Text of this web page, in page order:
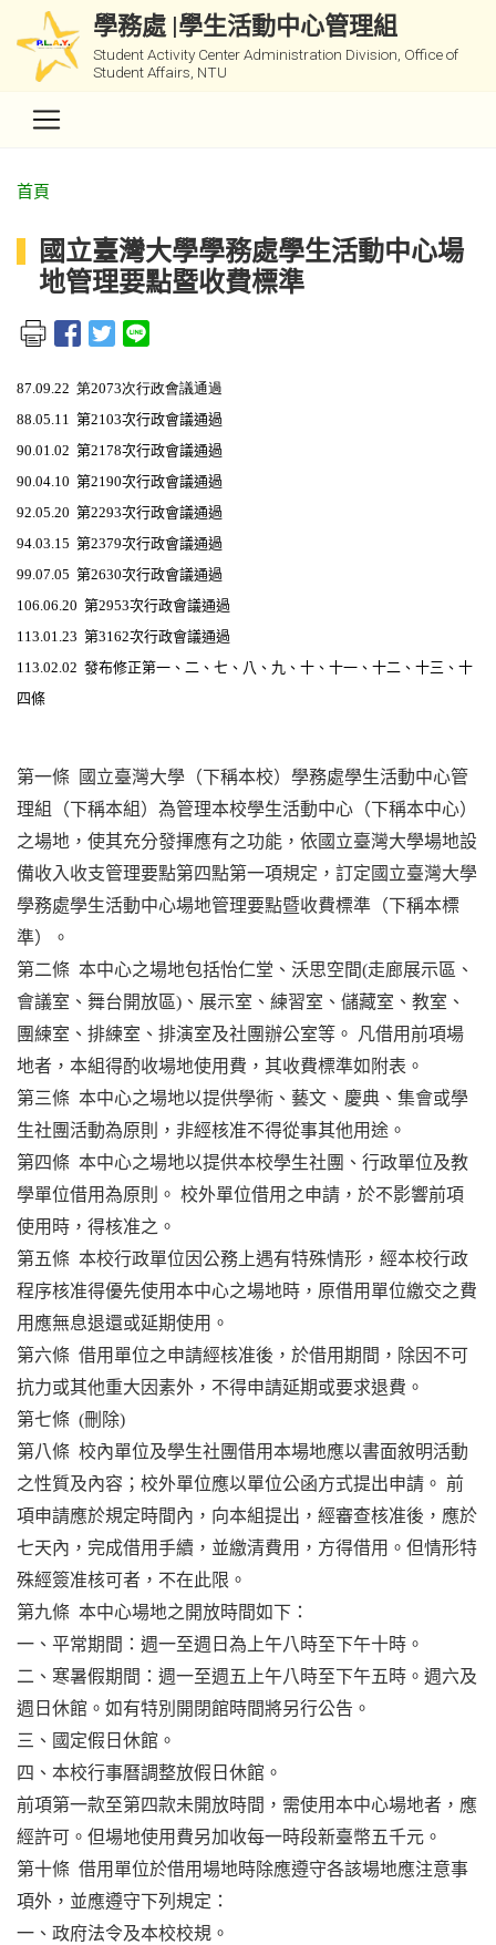
學務處 |學生活動中心管理組
Student Activity Center Administration Division, Office of
Student Affairs, NTU
首頁
國立臺灣大學學務處學生活動中心場
地管理要點暨收費標準
87.09.22 第2073次行政會議通過
88.05.11 第2103次行政會議通過
90.01.02 第2178次行政會議通過
90.04.10 第2190次行政會議通過
92.05.20 第2293次行政會議通過
94.03.15 第2379次行政會議通過
99.07.05 第2630次行政會議通過
106.06.20 第2953次行政會議通過
113.01.23 第3162次行政會議通過
113.02.02 發布修正第一、二、七、八、九、十、十一、十二、十三、十
四條
第一條 國立臺灣大學（下稱本校）學務處學生活動中心管
理組（下稱本組）為管理本校學生活動中心（下稱本中心）
之場地，使其充分發揮應有之功能，依國立臺灣大學場地設
備收入收支管理要點第四點第一項規定，訂定國立臺灣大學
學務處學生活動中心場地管理要點暨收費標準（下稱本標
準）。
第二條 本中心之場地包括怡仁堂、沃思空間(走廊展示區、
會議室、舞台開放區)、展示室、練習室、儲藏室、教室、
團練室、排練室、排演室及社團辦公室等。
凡借用前項場
地者，本組得酌收場地使用費，其收費標準如附表。
第三條 本中心之場地以提供學術、藝文、慶典、集會或學
生社團活動為原則，非經核准不得從事其他用途。
第四條 本中心之場地以提供本校學生社團、行政單位及教
學單位借用為原則。 校外單位借用之申請，於不影響前項
使用時，得核准之。
第五條 本校行政單位因公務上遇有特殊情形，經本校行政
程序核准得優先使用本中心之場地時，原借用單位繳交之費
用應無息退還或延期使用。
第六條 借用單位之申請經核准後，於借用期間，除因不可
抗力或其他重大因素外，不得申請延期或要求退費。
第七條 (刪除)
第八條 校內單位及學生社團借用本場地應以書面敘明活動
之性質及內容；校外單位應以單位公函方式提出申請。 前
項申請應於規定時間內，向本組提出，經審查核准後，應於
七天內，完成借用手續，並繳清費用，方得借用。但情形特
殊經簽准核可者，不在此限。
第九條 本中心場地之開放時間如下：
一、平常期間：週一至週日為上午八時至下午十時。
二、寒暑假期間：週一至週五上午八時至下午五時。週六及
週日休館。如有特別開閉館時間將另行公告。
三、國定假日休館。
四、本校行事曆調整放假日休館。
前項第一款至第四款未開放時間，需使用本中心場地者，應
經許可。但場地使用費另加收每一時段新臺幣五千元。
第十條 借用單位於借用場地時除應遵守各該場地應注意事
項外，並應遵守下列規定：
一、政府法令及本校校規。